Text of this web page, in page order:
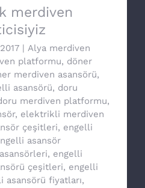
merdiven
| Alya merdiven
platformu, döner
merdiven asansörü,
asansörü, doru
merdiven platformu,
, elektrikli merdiven
çeşitleri, engelli
asansör
, engelli
çeşitleri, engelli
asansörü fiyatları,